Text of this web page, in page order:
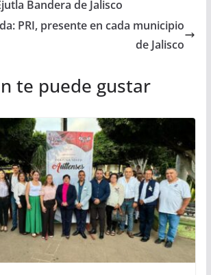
Bandera de Jalisco
PRI, presente en cada municipio
de Jalisco
te puede gustar